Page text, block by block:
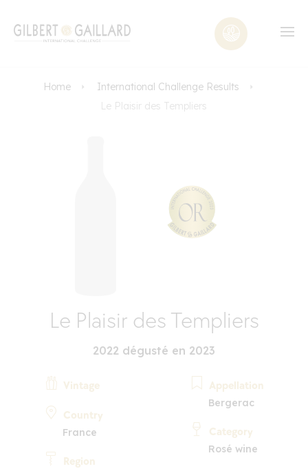
Home
International Challenge Results
Le Plaisir des Templiers
Le Plaisir des Templiers
2022 dégusté en 2023
Vintage
Country
France
Region
Appellation
Bergerac
Category
Rosé wine